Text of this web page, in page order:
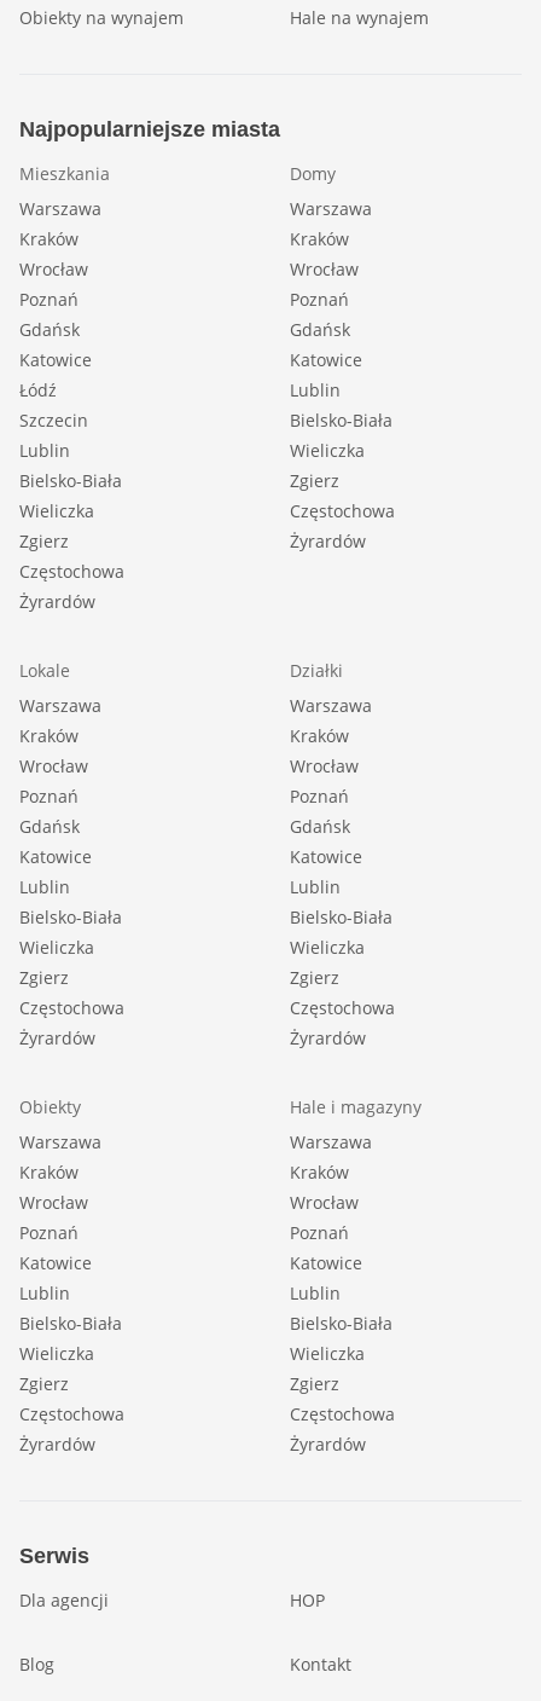
Obiekty na wynajem
Hale na wynajem
Najpopularniejsze miasta
Mieszkania
Warszawa
Kraków
Wrocław
Poznań
Gdańsk
Katowice
Łódź
Szczecin
Lublin
Bielsko-Biała
Wieliczka
Zgierz
Częstochowa
Żyrardów
Domy
Warszawa
Kraków
Wrocław
Poznań
Gdańsk
Katowice
Lublin
Bielsko-Biała
Wieliczka
Zgierz
Częstochowa
Żyrardów
Lokale
Warszawa
Kraków
Wrocław
Poznań
Gdańsk
Katowice
Lublin
Bielsko-Biała
Wieliczka
Zgierz
Częstochowa
Żyrardów
Działki
Warszawa
Kraków
Wrocław
Poznań
Gdańsk
Katowice
Lublin
Bielsko-Biała
Wieliczka
Zgierz
Częstochowa
Żyrardów
Obiekty
Warszawa
Kraków
Wrocław
Poznań
Katowice
Lublin
Bielsko-Biała
Wieliczka
Zgierz
Częstochowa
Żyrardów
Hale i magazyny
Warszawa
Kraków
Wrocław
Poznań
Katowice
Lublin
Bielsko-Biała
Wieliczka
Zgierz
Częstochowa
Żyrardów
Serwis
Dla agencji HOP
Blog Kontakt